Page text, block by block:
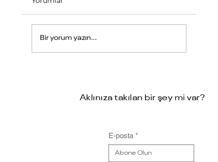
Bir yorum yazın...
Aklınıza takılan bir şey mi var?
E-posta *